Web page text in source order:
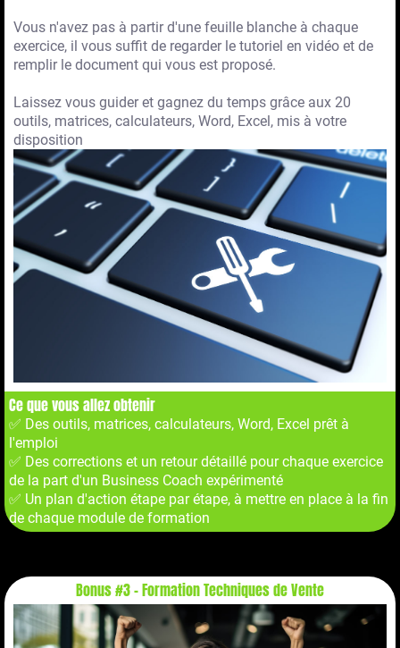
Vous n'avez pas à partir d'une feuille blanche à chaque
exercice, il vous suffit de regarder le tutoriel en vidéo et de
remplir le document qui vous est proposé.
Laissez vous guider et gagnez du temps grâce aux 20
outils, matrices, calculateurs, Word, Excel, mis à votre
disposition
Ce que vous allez obtenir
✅ Des outils, matrices, calculateurs, Word, Excel prêt à
l'emploi
✅ Des corrections et un retour détaillé pour chaque exercice
de la part d'un Business Coach expérimenté
✅ Un plan d'action étape par étape, à mettre en place à la fin
de chaque module de formation
Bonus #3 - Formation Techniques de Vente